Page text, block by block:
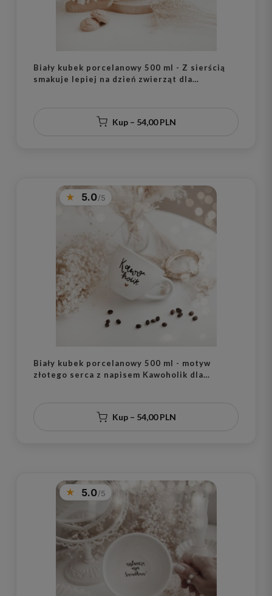
Biały kubek porcelanowy 500 ml - Z sierścią
smakuje lepiej na dzień zwierząt dla
Kup – 54,00 PLN
5.0
Biały kubek porcelanowy 500 ml - motyw
złotego serca z napisem Kawoholik dla
Kup – 54,00 PLN
5.0